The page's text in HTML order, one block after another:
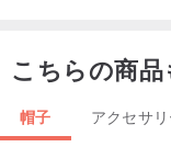
固体厚さを有し、
固体品質を持って....
こちらの商
帽子 アクセサ